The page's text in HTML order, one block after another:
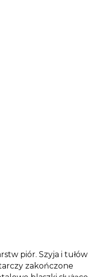
piór. Szyja i tułów
zakończone